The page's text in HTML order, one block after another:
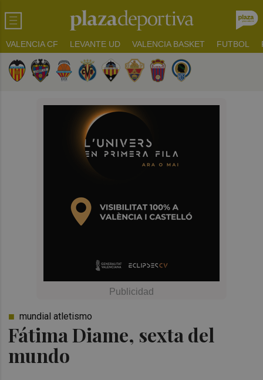
VALENCIA CF LEVANTE UD VALENCIA BASKET FUTBOL
Fátima Diame, sexta del
mundo
mundial atletismo